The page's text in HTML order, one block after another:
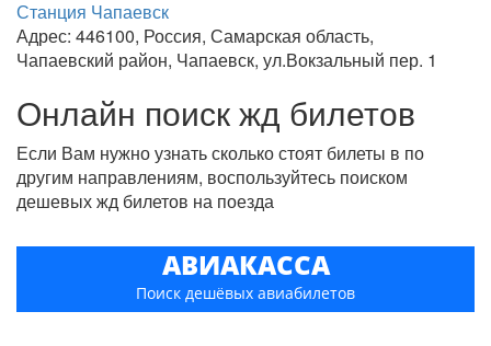
Станция Чапаевск
Адрес: 446100, Россия, Самарская область,
Чапаевский район, Чапаевск, ул.Вокзальный пер. 1
Онлайн поиск жд билетов
Если Вам нужно узнать сколько стоят билеты в по
другим направлениям, воспользуйтесь поиском
дешевых жд билетов на поезда
АВИАКАССА
Поиск дешёвых авиабилетов